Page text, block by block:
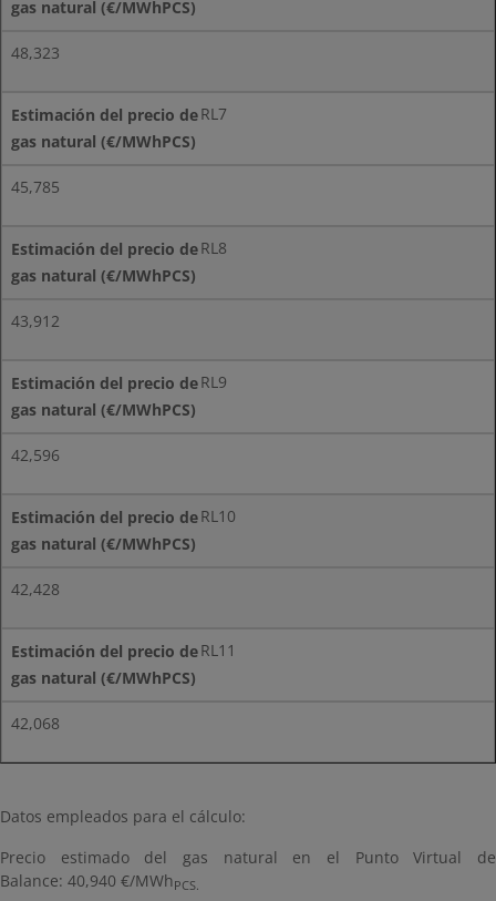
48,323
RL7
45,785
RL8
43,912
RL9
42,596
RL10
42,428
RL11
42,068
Datos empleados para el cálculo:
Precio estimado del gas natural en el Punto Virtual de
Balance: 40,940 €/MWhPCS.